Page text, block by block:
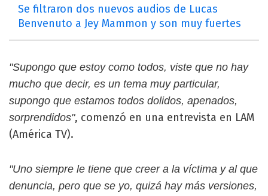
Se filtraron dos nuevos audios de Lucas
Benvenuto a Jey Mammon y son muy fuertes
"Supongo que estoy como todos, viste que no hay
mucho que decir, es un tema muy particular,
supongo que estamos todos dolidos, apenados,
sorprendidos", comenzó en una entrevista en LAM
(América TV).
"Uno siempre le tiene que creer a la víctima y al que
denuncia, pero que se yo, quizá hay más versiones,